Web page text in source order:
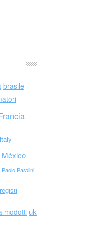
brasile
México
Paolo Pasolini
registi
modotti uk